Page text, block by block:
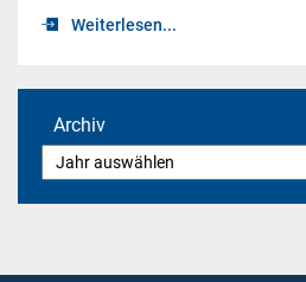
Weiterlesen...
Archiv